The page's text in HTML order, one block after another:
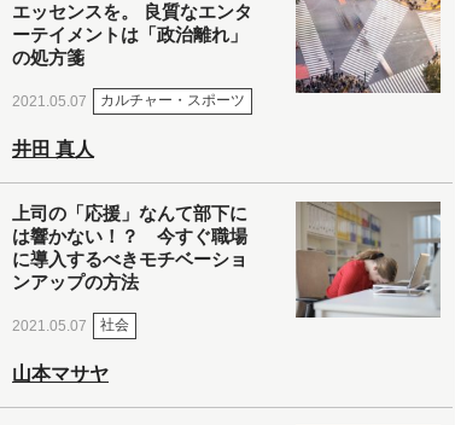
エッセンスを。 良質なエンタ
ーテイメントは「政治離れ」
の処方箋
2021.05.07 カルチャー・スポーツ
井田 真人
上司の「応援」なんて部下に
は響かない！？ 今すぐ職場
に導入するべきモチベーショ
ンアップの方法
2021.05.07 社会
山本マサヤ